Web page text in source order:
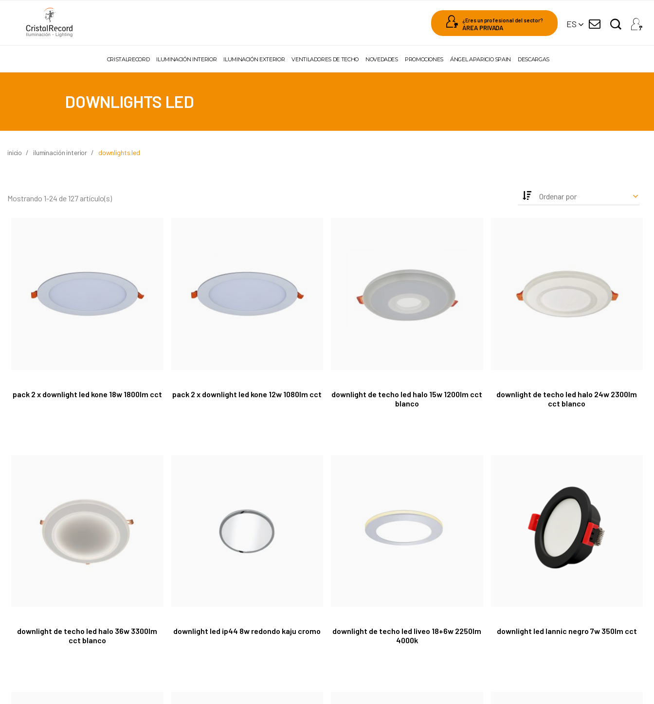
¿Eres un profesional del sector?
ÁREA PRIVADA ES
CRISTALRECORD ILUMINACIÓN INTERIOR ILUMINACIÓN EXTERIOR VENTILADORES DE TECHO NOVEDADES PROMOCIONES ÁNGEL APARICIO SPAIN DESCARGAS
DOWNLIGHTS LED
inicio iluminación interior downlights led
Mostrando 1-24 de 127 artículo(s) Ordenar por
pack 2 x downlight led kone 18w 1800lm cct pack 2 x downlight led kone 12w 1080lm cct
downlight de techo led halo 15w 1200lm cct
blanco
downlight de techo led halo 24w 2300lm
cct blanco
downlight de techo led halo 36w 3300lm
cct blanco
downlight led ip44 8w redondo kaju cromo
downlight de techo led liveo 18+6w 2250lm
4000k
downlight led lannic negro 7w 350lm cct